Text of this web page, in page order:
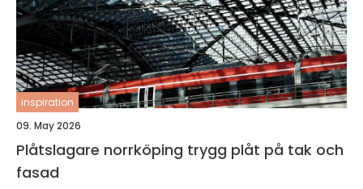
inspiration
09. May 2026
Plåtslagare norrköping trygg plåt på tak och
fasad